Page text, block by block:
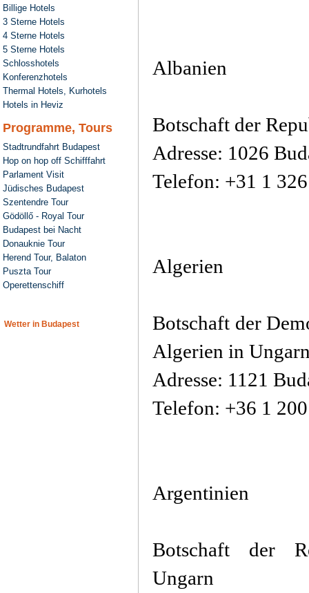
Billige Hotels
3 Sterne Hotels
4 Sterne Hotels
5 Sterne Hotels
Schlosshotels
Konferenzhotels
Thermal Hotels, Kurhotels
Hotels in Heviz
Programme, Tours
Stadtrundfahrt Budapest
Hop on hop off Schifffahrt
Parlament Visit
Jüdisches Budapest
Szentendre Tour
Gödöllő - Royal Tour
Budapest bei Nacht
Donauknie Tour
Herend Tour, Balaton
Puszta Tour
Operettenschiff
Wetter in Budapest
Albanien
Botschaft der
Adresse: 1026
Telefon: +31 1
Algerien
Botschaft der
Algerien in
Adresse: 1121
Telefon: +36 1
Argentinien
Botschaft der
Ungarn